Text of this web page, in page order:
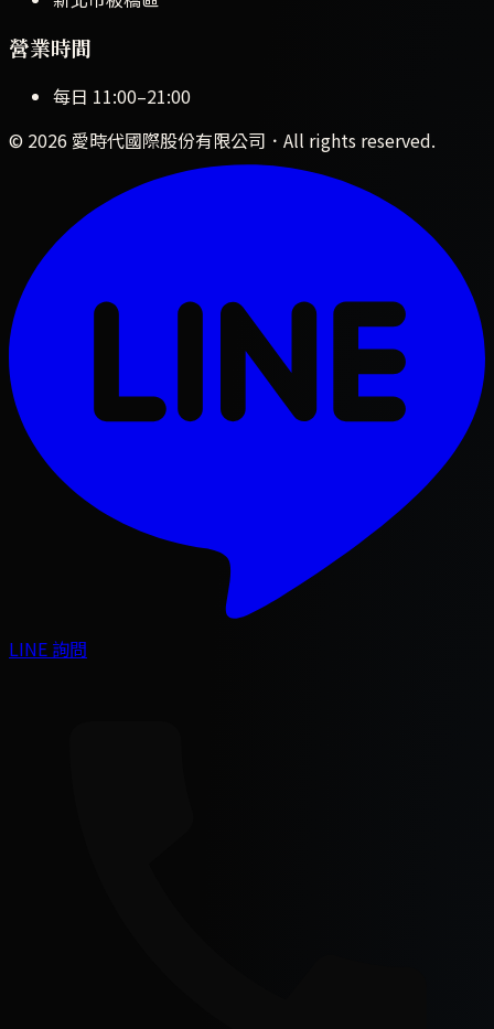
營業時間
每日 11:00–21:00
© 2026 愛時代國際股份有限公司 ．All rights reserved.
LINE 詢問